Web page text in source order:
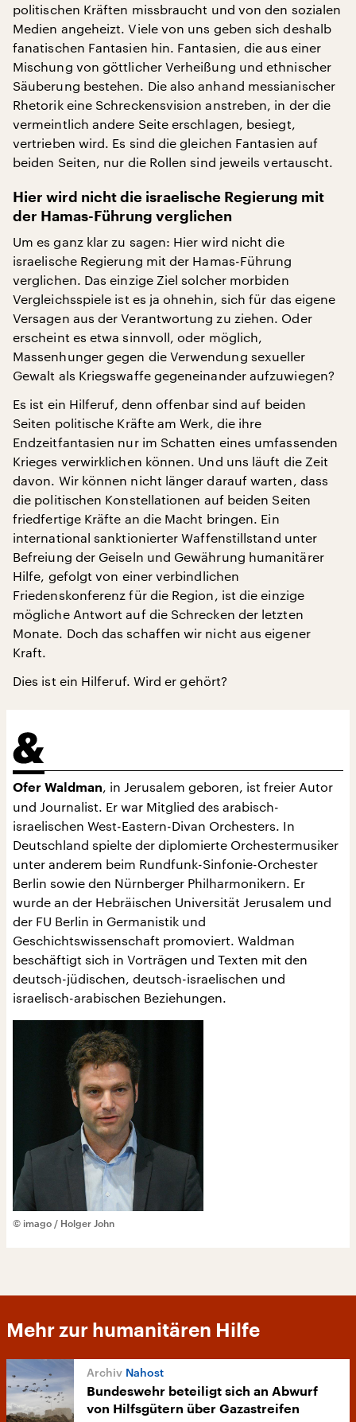
politischen Kräften missbraucht und von den sozialen
Medien angeheizt. Viele von uns geben sich deshalb
fanatischen Fantasien hin. Fantasien, die aus einer
Mischung von göttlicher Verheißung und ethnischer
Säuberung bestehen. Die also anhand messianischer
Rhetorik eine Schreckensvision anstreben, in der die
vermeintlich andere Seite erschlagen, besiegt,
vertrieben wird. Es sind die gleichen Fantasien auf
beiden Seiten, nur die Rollen sind jeweils vertauscht.
Hier wird nicht die israelische Regierung mit
der Hamas-Führung verglichen
Um es ganz klar zu sagen: Hier wird nicht die
israelische Regierung mit der Hamas-Führung
verglichen. Das einzige Ziel solcher morbiden
Vergleichsspiele ist es ja ohnehin, sich für das eigene
Versagen aus der Verantwortung zu ziehen. Oder
erscheint es etwa sinnvoll, oder möglich,
Massenhunger gegen die Verwendung sexueller
Gewalt als Kriegswaffe gegeneinander aufzuwiegen?
Es ist ein Hilferuf, denn offenbar sind auf beiden
Seiten politische Kräfte am Werk, die ihre
Endzeitfantasien nur im Schatten eines umfassenden
Krieges verwirklichen können. Und uns läuft die Zeit
davon. Wir können nicht länger darauf warten, dass
die politischen Konstellationen auf beiden Seiten
friedfertige Kräfte an die Macht bringen. Ein
international sanktionierter Waffenstillstand unter
Befreiung der Geiseln und Gewährung humanitärer
Hilfe, gefolgt von einer verbindlichen
Friedenskonferenz für die Region, ist die einzige
mögliche Antwort auf die Schrecken der letzten
Monate. Doch das schaffen wir nicht aus eigener
Kraft.
Dies ist ein Hilferuf. Wird er gehört?
Ofer Waldman, in Jerusalem geboren, ist freier Autor
und Journalist. Er war Mitglied des arabisch-
israelischen West-Eastern-Divan Orchesters. In
Deutschland spielte der diplomierte Orchestermusiker
unter anderem beim Rundfunk-Sinfonie-Orchester
Berlin sowie den Nürnberger Philharmonikern. Er
wurde an der Hebräischen Universität Jerusalem und
der FU Berlin in Germanistik und
Geschichtswissenschaft promoviert. Waldman
beschäftigt sich in Vorträgen und Texten mit den
deutsch-jüdischen, deutsch-israelischen und
israelisch-arabischen Beziehungen.
© imago / Holger John
Mehr zur humanitären Hilfe
Nahost
Bundeswehr beteiligt sich an Abwurf
von Hilfsgütern über Gazastreifen